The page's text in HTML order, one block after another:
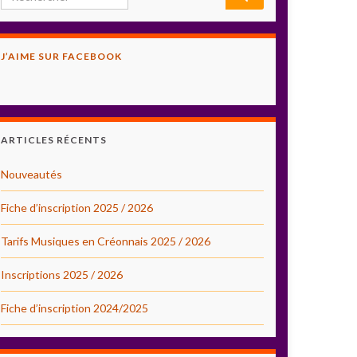
J’AIME SUR FACEBOOK
ARTICLES RÉCENTS
Nouveautés
Fiche d’inscription 2025 / 2026
Tarifs Musiques en Créonnais 2025 / 2026
Inscriptions 2025 / 2026
Fiche d’inscription 2024/2025